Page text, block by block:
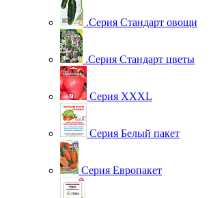
.Серия Стандарт овощи
.Серия Стандарт цветы
Серия XXXL
Серия Белый пакет
Серия Европакет